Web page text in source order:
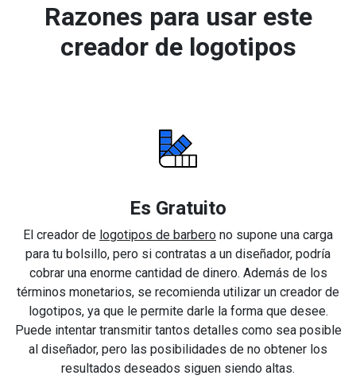
Razones para usar este
creador de logotipos
Es Gratuito
El creador de logotipos de barbero no supone una carga
para tu bolsillo, pero si contratas a un diseñador, podría
cobrar una enorme cantidad de dinero. Además de los
términos monetarios, se recomienda utilizar un creador de
logotipos, ya que le permite darle la forma que desee.
Puede intentar transmitir tantos detalles como sea posible
al diseñador, pero las posibilidades de no obtener los
resultados deseados siguen siendo altas.